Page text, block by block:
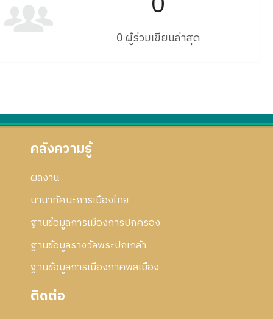
0 ผู้ร่วมเขียนล่าสุด
คลังความรู้
ผลงาน
นานาทัศนะการเมืองไทย
ฐานข้อมูลการเมืองการปกครอง
ฐานข้อมูลรางวัลพระปกเกล้า
ฐานข้อมูลการเมืองภาคพลเมือง
ติดต่อ